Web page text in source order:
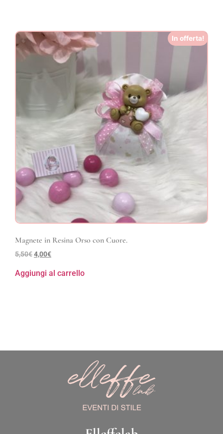
In offerta!
Magnete in Resina Orso con Cuore.
5,50€4,00€
Aggiungi al carrello